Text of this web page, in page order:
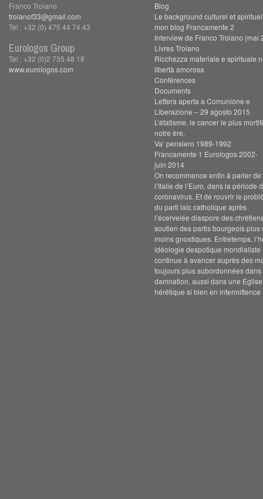
Franco Troiano
troianof33@gmail.com
Tel : +32 (0) 475 44 74 43
Eurologos Group
Tel : +32 (0)2 735 48 18
www.eurologos.com
Blog
Le background culturel et
mon blog Francamente 2
Interview de Franco Troiano (mai
Livres Troiano
Ricchezza materiale e spirituale
libertà amorosa
Conférences
Documents
Lettera aperta a Comunione e
Liberazione – 29 agosto 2015
L’étatisme, le cancer le plus
notre ère.
Va’ pensiero 1989-1992
Francamente 1 Eurologos 2002-
juin 2014
On recommence enfin à parler de
l’Italie de l’Euro, dans la période
coronavirus. Et de rouvrir le
du parti laïc catholique après
l’écervelée diaspore des
soutien des partis bourgeois plus
moins gnostiques. Entretemps,
idéologie despotique mondialiste
continue à avancer auprès des
toujours plus subordonnées dans
damnation, aussi dans une Eglise
hérétique si bien en intermittence